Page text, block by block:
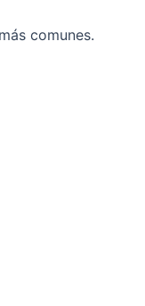
comunes.